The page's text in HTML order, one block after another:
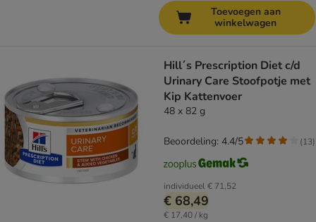
Toevoegen aan
winkelwagen
Hill´s Prescription Diet c/d
Urinary Care Stoofpotje met
Kip Kattenvoer
48 x 82 g
individueel€ 71,52
€ 68,49
€ 17,40 / kg
Beoordeling: 4.4/5 (13)